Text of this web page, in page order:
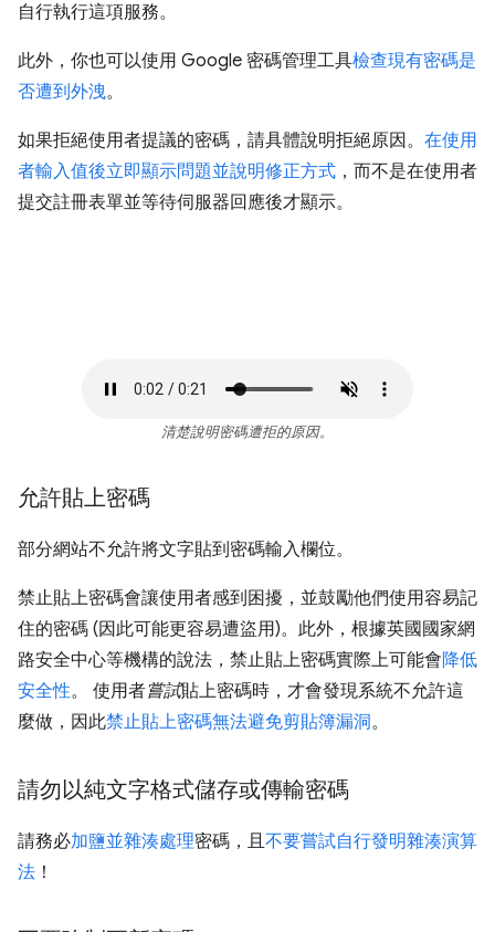
自行執行這項服務。
此外，你也可以使用 Google 密碼管理工具檢查現有密碼是
否遭到外洩。
如果拒絕使用者提議的密碼，請具體說明拒絕原因。 在使用
者輸入值後立即顯示問題並說明修正方式 ，而不是在使用者
提交註冊表單並等待伺服器回應後才顯示。
清楚說明密碼遭拒的原因。
允許貼上密碼
部分網站不允許將文字貼到密碼輸入欄位。
禁止貼上密碼會讓使用者感到困擾，並鼓勵他們使用容易記
住的密碼 (因此可能更容易遭盜用)。此外，根據英國國家網
路安全中心等機構的說法，禁止貼上密碼實際上可能會降低
安全性。 使用者嘗試貼上密碼時，才會發現系統不允許這
麼做，因此禁止貼上密碼無法避免剪貼簿漏洞。
請勿以純文字格式儲存或傳輸密碼
請務必加鹽並雜湊處理密碼，且不要嘗試自行發明雜湊演算
法 ！